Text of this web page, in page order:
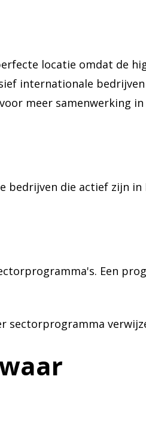
locatie omdat de
internationale
meer samenwerking in
bedrijven die actief zijn
Een
sectorprogramma